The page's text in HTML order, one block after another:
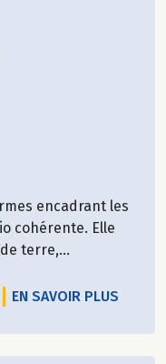
encadrant les
cohérente. Elle
terre,...
EN SAVOIR PLUS